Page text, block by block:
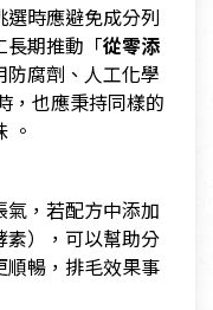
時應避免成分列
長期推動「從零添
防腐劑、人工化學
，也應秉持同樣的
。
，若配方中添加
素），可以幫助分
順暢，排毛效果事